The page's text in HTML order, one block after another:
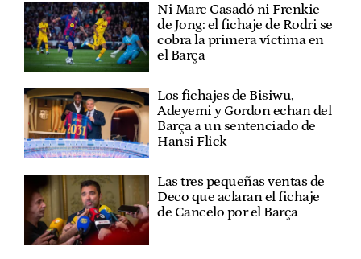
Ni Marc Casadó ni Frenkie
de Jong: el fichaje de Rodri se
cobra la primera víctima en
el Barça
Los fichajes de Bisiwu,
Adeyemi y Gordon echan del
Barça a un sentenciado de
Hansi Flick
Las tres pequeñas ventas de
Deco que aclaran el fichaje
de Cancelo por el Barça